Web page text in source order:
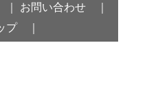
お問い合わせ ｜
プ ｜